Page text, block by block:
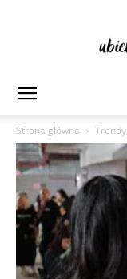
Strona główna
Trendy